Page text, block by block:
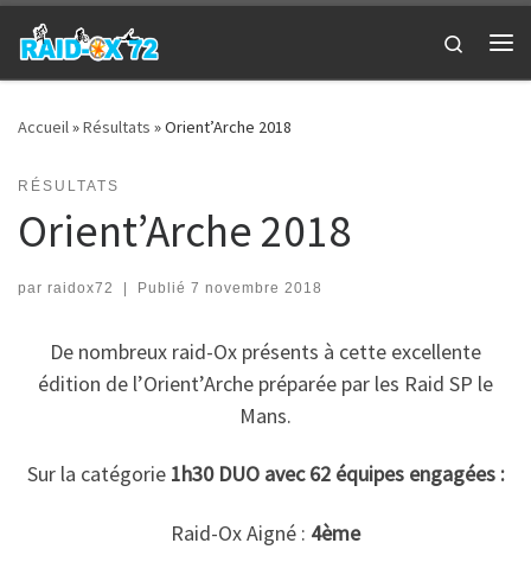
Passer au contenu
Search
Accueil»Résultats »Orient’Arche 2018
RÉSULTATS
Orient’Arche 2018
par raidox72 | Publié 7 novembre 2018
De nombreux raid-Ox présents à cette excellente
édition de l’Orient’Arche préparée par les Raid SP le
Mans.
Sur la catégorie 1h30 DUO avec 62 équipes engagées :
Raid-Ox Aigné : 4ème